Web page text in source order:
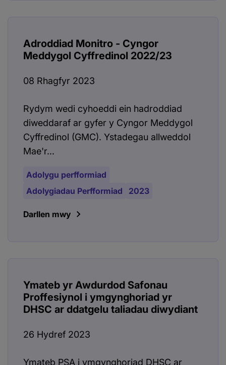
Adroddiad Monitro - Cyngor
Meddygol Cyffredinol 2022/23
08 Rhagfyr 2023
Rydym wedi cyhoeddi ein hadroddiad
diweddaraf ar gyfer y Cyngor Meddygol
Cyffredinol (GMC). Ystadegau allweddol
Mae'r...
Adolygu perfformiad
Adolygiadau Perfformiad
2023
Darllen mwy
Ymateb yr Awdurdod Safonau
Proffesiynol i ymgynghoriad yr
DHSC ar ddatgelu taliadau diwydiant
26 Hydref 2023
Ymateb PSA i ymgynghoriad DHSC ar